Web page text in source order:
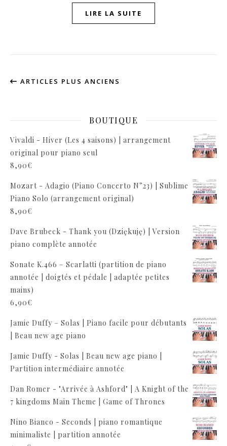
LIRE LA SUITE
ARTICLES PLUS ANCIENS
BOUTIQUE
Vivaldi - Hiver (Les 4 saisons) | arrangement
original pour piano seul
8,90€
Mozart - Adagio (Piano Concerto N°23) | Sublime
Piano Solo (arrangement original)
8,90€
Dave Brubeck - Thank you (Dziękuję) | Version
piano complète annotée
Sonate K.466 – Scarlatti (partition de piano
annotée | doigtés et pédale | adaptée petites
mains)
6,90€
Jamie Duffy – Solas | Piano facile pour débutants
| Beau new age piano
Jamie Duffy - Solas | Beau new age piano |
Partition intermédiaire annotée
Dan Romer - "Arrivée à Ashford" | A Knight of the
7 kingdoms Main Theme | Game of Thrones
Nino Bianco - Seconds | piano romantique
minimaliste | partition annotée